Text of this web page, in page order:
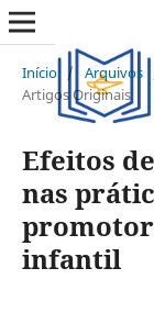
Início / Arquivos
Artigos Originais
Efeitos
nas
infantil